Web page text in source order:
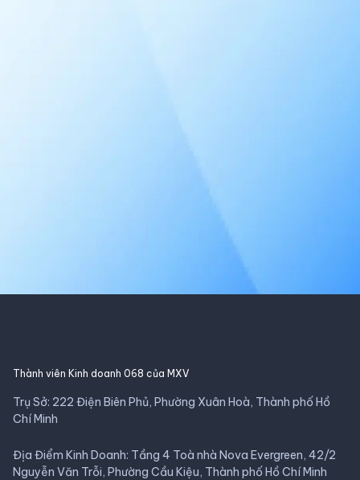
Thành viên Kinh doanh 068 của MXV
Trụ Sở: 222 Điện Biên Phủ, Phường Xuân Hoà, Thành phố Hồ
Chí Minh
Địa Điểm Kinh Doanh: Tầng 4 Toà nhà Nova Evergreen, 42/2
Nguyễn Văn Trỗi, Phường Cầu Kiệu, Thành phố Hồ Chí Minh